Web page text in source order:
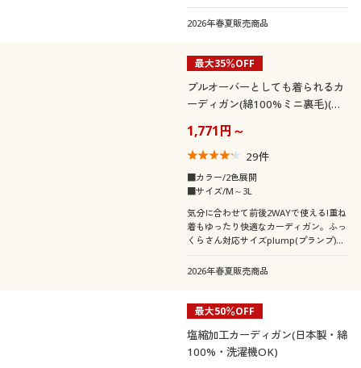
2026年春夏販売商品
最大35％OFF
プルオーバーとしても着られるカ
ーディガン(綿100%ミニ裏毛)(ル
1,771円～
29件
■カラー/2色展開
■サイズ/M～3L
気分に合わせて前後2WAYで使える!重ね
着もゆったり快適なカーディガン。ふっ
くらさん対応サイズplump(プランプ)も
2026年春夏販売商品
最大50％OFF
塩縮加工カーディガン(日本製・綿
100%・洗濯機OK)